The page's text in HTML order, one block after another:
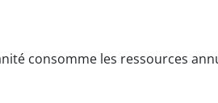
consomme les ressources